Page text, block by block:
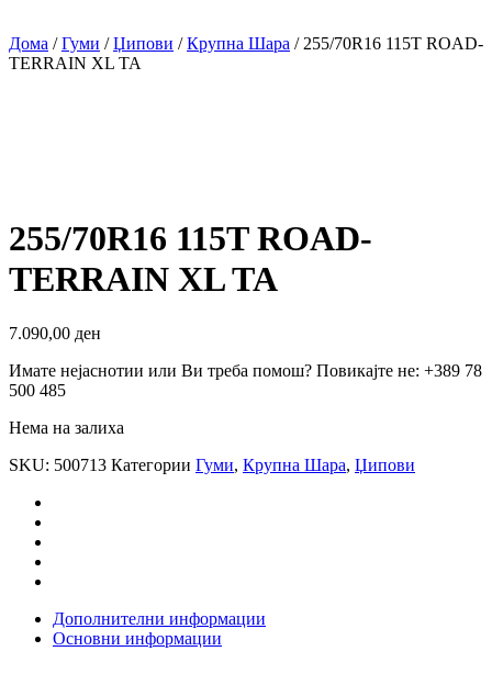
Дома /Гуми /Џипови /Крупна Шара / 255/70R16 115T ROAD-
TERRAIN XL TA
255/70R16 115T ROAD-
TERRAIN XL TA
7.090,00 ден
Имате нејаснотии или Ви треба помош? Повикајте не: +389 78
500 485
Нема на залиха
SKU: 500713 Категории Гуми, Крупна Шара, Џипови
Дополнителни информации
Основни информации